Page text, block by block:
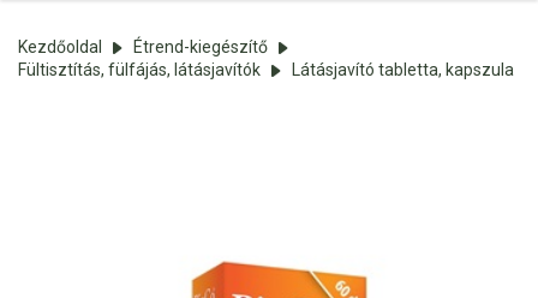
Kezdőoldal
Étrend-kiegészítő
Fültisztítás, fülfájás, látásjavítók
Látásjavító tabletta, kapszula